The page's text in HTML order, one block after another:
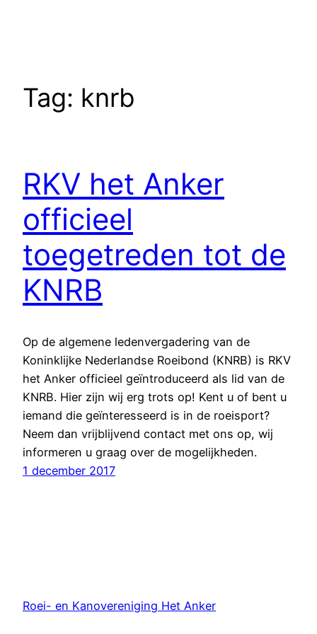
Tag: knrb
RKV het Anker
officieel
toegetreden tot de
KNRB
Op de algemene ledenvergadering van de
Koninklijke Nederlandse Roeibond (KNRB) is RKV
het Anker officieel geïntroduceerd als lid van de
KNRB. Hier zijn wij erg trots op! Kent u of bent u
iemand die geïnteresseerd is in de roeisport?
Neem dan vrijblijvend contact met ons op, wij
informeren u graag over de mogelijkheden.
1 december 2017
Roei- en Kanovereniging Het Anker